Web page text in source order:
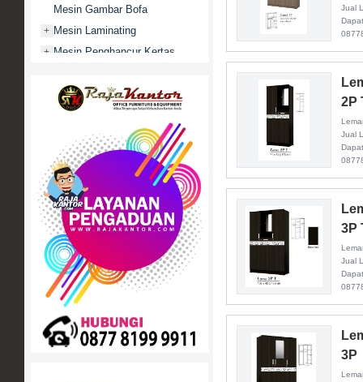
Mesin Gambar Bofa
+ Mesin Laminating
+ Mesin Penghancur Kertas
Mobile File / Roll O Pack
Movitex
Paper Cutter
Partisi Kantor
Promo
+ Rak Serbaguna
+ Ranjang Besi
+ Sofa Kantor
+ Springbed
White Board / Papan Tulis
Jual
2P
Jual
3P
Jual
3P